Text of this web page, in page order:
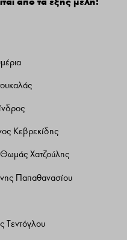
Κεβρεκίδης
Χατζούλης
Παπαθανασίου
Τεντόγλου